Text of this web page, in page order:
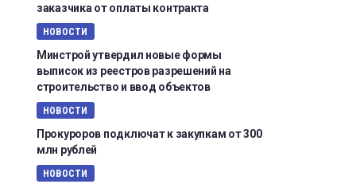
заказчика от оплаты контракта
НОВОСТИ
Минстрой утвердил новые формы
выписок из реестров разрешений на
строительство и ввод объектов
НОВОСТИ
Прокуроров подключат к закупкам от 300
млн рублей
НОВОСТИ